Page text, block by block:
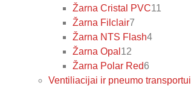
Žarna Cristal PVC11
Žarna Filclair7
Žarna NTS Flash4
Žarna Opal 12
Žarna Polar Red6
Ventiliacijai ir pneumo transportui